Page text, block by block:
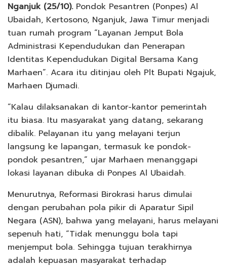
Nganjuk (25/10). Pondok Pesantren (Ponpes) Al
Ubaidah, Kertosono, Nganjuk, Jawa Timur menjadi
tuan rumah program “Layanan Jemput Bola
Administrasi Kependudukan dan Penerapan
Identitas Kependudukan Digital Bersama Kang
Marhaen”. Acara itu ditinjau oleh Plt Bupati Ngajuk,
Marhaen Djumadi.
“Kalau dilaksanakan di kantor-kantor pemerintah
itu biasa. Itu masyarakat yang datang, sekarang
dibalik. Pelayanan itu yang melayani terjun
langsung ke lapangan, termasuk ke pondok-
pondok pesantren,” ujar Marhaen menanggapi
lokasi layanan dibuka di Ponpes Al Ubaidah.
Menurutnya, Reformasi Birokrasi harus dimulai
dengan perubahan pola pikir di Aparatur Sipil
Negara (ASN), bahwa yang melayani, harus melayani
sepenuh hati, “Tidak menunggu bola tapi
menjemput bola. Sehingga tujuan terakhirnya
adalah kepuasan masyarakat terhadap